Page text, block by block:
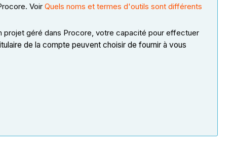
Voir Quels noms et termes d'outils sont différents
projet géré dans Procore, votre capacité pour effectuer
de la compte peuvent choisir de fournir à vous